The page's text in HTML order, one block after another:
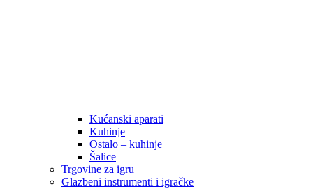
Kućanski aparati
Kuhinje
Ostalo – kuhinje
Šalice
Trgovine za igru
Glazbeni instrumenti i igračke